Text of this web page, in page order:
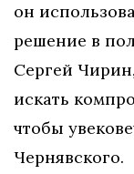
он
решение в
Сергей
искать
чтобы
Чернявского.